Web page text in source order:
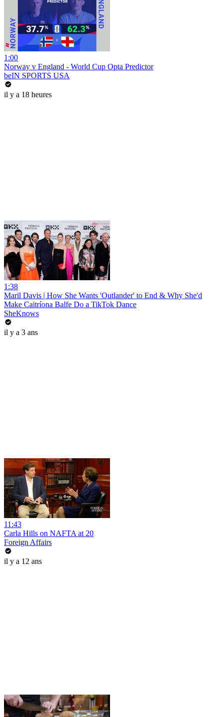
1:00
Norway v England - World Cup Opta Predictor
beIN SPORTS USA
il y a 18 heures
1:38
Maril Davis | How She Wants 'Outlander' to End & Why She'd
Make Caitríona Balfe Do a TikTok Dance
SheKnows
il y a 3 ans
11:43
Carla Hills on NAFTA at 20
Foreign Affairs
il y a 12 ans